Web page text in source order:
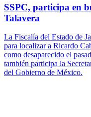
SSPC, participa en
Talavera
La Fiscalía del Estado de
para localizar a Ricardo
como desaparecido el
también participa la
del Gobierno de México.